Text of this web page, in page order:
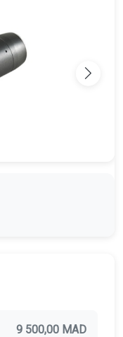
9 500,00 MAD